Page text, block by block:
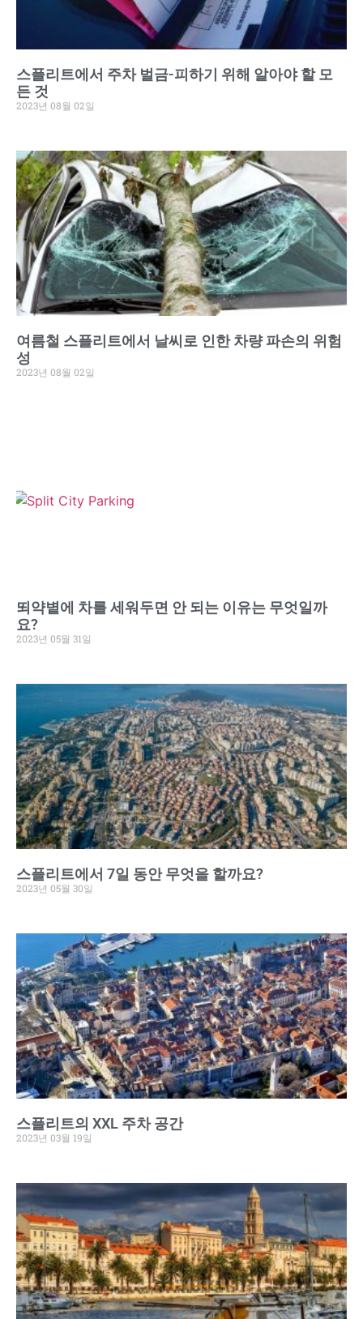
스플리트에서 주차 벌금-피하기 위해 알아야 할 모
든 것
2023년 08월 02일
여름철 스플리트에서 날씨로 인한 차량 파손의 위험
성
2023년 08월 02일
뙤약볕에 차를 세워두면 안 되는 이유는 무엇일까
요?
2023년 05월 31일
스플리트에서 7일 동안 무엇을 할까요?
2023년 05월 30일
스플리트의 XXL 주차 공간
2023년 03월 19일